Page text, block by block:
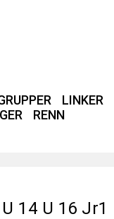
LINKER
RENN
14 U 16 Jr1